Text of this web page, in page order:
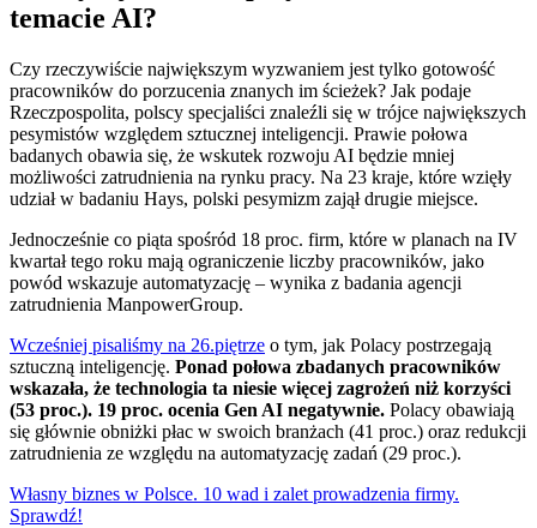
temacie AI?
Czy rzeczywiście największym wyzwaniem jest tylko gotowość
pracowników do porzucenia znanych im ścieżek? Jak podaje
Rzeczpospolita, polscy specjaliści znaleźli się w trójce największych
pesymistów względem sztucznej inteligencji. Prawie połowa
badanych obawia się, że wskutek rozwoju AI będzie mniej
możliwości zatrudnienia na rynku pracy. Na 23 kraje, które wzięły
udział w badaniu Hays, polski pesymizm zajął drugie miejsce.
Jednocześnie co piąta spośród 18 proc. firm, które w planach na IV
kwartał tego roku mają ograniczenie liczby pracowników, jako
powód wskazuje automatyzację – wynika z badania agencji
zatrudnienia ManpowerGroup.
Wcześniej pisaliśmy na 26.piętrze o tym, jak Polacy postrzegają
sztuczną inteligencję. Ponad połowa zbadanych pracowników
wskazała, że technologia ta niesie więcej zagrożeń niż korzyści
(53 proc.). 19 proc. ocenia Gen AI negatywnie. Polacy obawiają
się głównie obniżki płac w swoich branżach (41 proc.) oraz redukcji
zatrudnienia ze względu na automatyzację zadań (29 proc.).
Własny biznes w Polsce. 10 wad i zalet prowadzenia firmy.
Sprawdź!